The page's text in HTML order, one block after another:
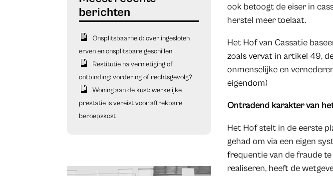
Onsplitsbaarheid: over ingesloten
erven en onsplitsbare geschillen
Restitutie na vernietiging of
ontbinding: vordering of rechtsgevolg?
Woning aan de kust: werkelijke
prestatie is vereist voor aftrekbare
beroepskost
ook betoogt de eiser in
herstel meer toelaat.
Het Hof van Cassatie
zoals vervat in artikel 49,
onmenselijke en
eigendom)
Ontradend karakter van
Het Hof stelt in de eerste
gehad om via een eigen
frequentie van de fraude
realiseren, heeft de